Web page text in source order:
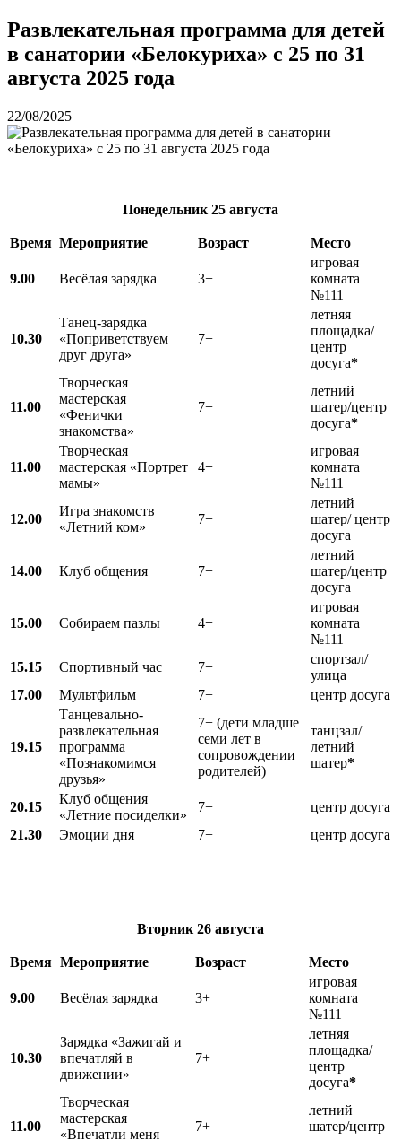
Развлекательная программа для детей
в санатории «Белокуриха» с 25 по 31
августа 2025 года
22/08/2025
Понедельник 25 августа
Время Мероприятие Возраст Место
9.00 Весёлая зарядка 3+
игровая
комната
№111
10.30
Танец-зарядка
«Поприветствуем
друг друга»
7+
летняя
площадка/
центр
досуга*
11.00
Творческая
мастерская
«Фенички
знакомства»
7+
летний
шатер/центр
досуга*
11.00
Творческая
мастерская «Портрет
мамы»
4+
игровая
комната
№111
12.00
Игра знакомств
«Летний ком»
7+
летний
шатер/ центр
досуга
14.00 Клуб общения 7+
летний
шатер/центр
досуга
15.00 Собираем пазлы 4+
игровая
комната
№111
15.15
Спортивный час 7+
спортзал/
улица
17.00
Мультфильм 7+ центр досуга
19.15
Танцевально-
развлекательная
программа
«Познакомимся
друзья»
7+ (дети младше
семи лет в
сопровождении
родителей)
танцзал/
летний
шатер*
20.15
Клуб общения
«Летние посиделки»
7+
центр досуга
21.30
Эмоции дня 7+ центр досуга
Вторник 26 августа
Время Мероприятие Возраст Место
9.00 Весёлая зарядка 3+
игровая
комната
№111
10.30
Зарядка «Зажигай и
впечатляй в
движении»
7+
летняя
площадка/
центр
досуга*
11.00
Творческая
мастерская
«Впечатли меня –
7+
летний
шатер/центр